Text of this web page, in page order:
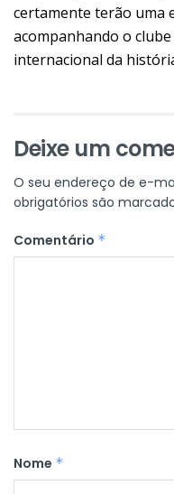
certamente terão uma
acompanhando o
internacional da
Deixe um
O seu endereço de e-
obrigatórios são
Comentário *
Nome *